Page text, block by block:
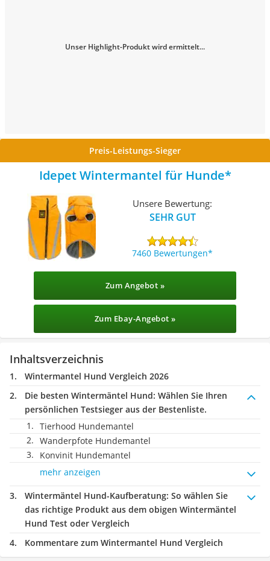
Unser Highlight-Produkt wird ermittelt...
Preis-Leistungs-Sieger
Idepet Wintermantel für Hunde
Unsere Bewertung:
SEHR GUT
7460 Bewertungen
Zum Angebot »
Zum Ebay-Angebot »
Inhaltsverzeichnis
Wintermantel Hund Vergleich 2026
Die besten Wintermäntel Hund: Wählen Sie Ihren
persönlichen Testsieger aus der Bestenliste.
Tierhood Hundemantel
Wanderpfote Hundemantel
Konvinit Hundemantel
mehr anzeigen
Wintermäntel Hund-Kaufberatung: So wählen Sie
das richtige Produkt aus dem obigen Wintermäntel
Hund Test oder Vergleich
Kommentare zum Wintermantel Hund Vergleich